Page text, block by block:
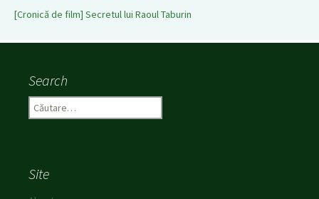
[Cronică de film] Secretul lui Raoul Taburin
Search
a
d
Site